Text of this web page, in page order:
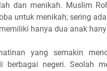
dan menikah. Muslim
untuk menikah; sering
hanya dua anak
yang semakin
berbagai negeri. Seolah